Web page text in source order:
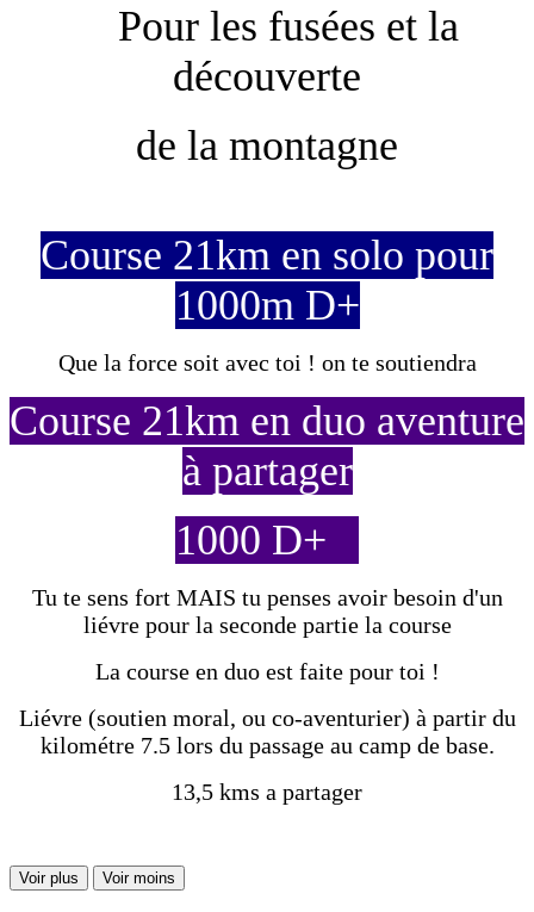
Pour les fusées et la
découverte
de la montagne
Course 21km en solo pour
1000m D+
Que la force soit avec toi ! on te soutiendra
Course 21km en duo aventure
à partager
1000 D+
Tu te sens fort MAIS tu penses avoir besoin d'un
liévre pour la seconde partie la course
La course en duo est faite pour toi !
Liévre (soutien moral, ou co-aventurier) à partir du
kilométre 7.5 lors du passage au camp de base.
13,5 kms a partager
Voir plus Voir moins